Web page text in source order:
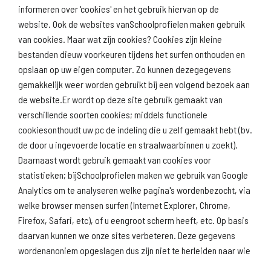
informeren over 'cookies' en het gebruik hiervan op de
website. Ook de websites vanSchoolprofielen maken gebruik
van cookies. Maar wat zijn cookies? Cookies zijn kleine
bestanden dieuw voorkeuren tijdens het surfen onthouden en
opslaan op uw eigen computer. Zo kunnen dezegegevens
gemakkelijk weer worden gebruikt bij een volgend bezoek aan
de website.Er wordt op deze site gebruik gemaakt van
verschillende soorten cookies; middels functionele
cookiesonthoudt uw pc de indeling die u zelf gemaakt hebt (bv.
de door u ingevoerde locatie en straalwaarbinnen u zoekt).
Daarnaast wordt gebruik gemaakt van cookies voor
statistieken; bijSchoolprofielen maken we gebruik van Google
Analytics om te analyseren welke pagina's wordenbezocht, via
welke browser mensen surfen (Internet Explorer, Chrome,
Firefox, Safari, etc), of u eengroot scherm heeft, etc. Op basis
daarvan kunnen we onze sites verbeteren. Deze gegevens
wordenanoniem opgeslagen dus zijn niet te herleiden naar wie
Download
schoolprofiel
Naar
schoolresultaten
Naar scholenopdekaart.nl